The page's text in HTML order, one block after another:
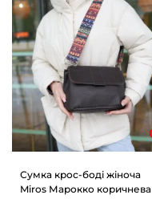
Сумка крос-боді жіноча
Miros Марокко коричнева